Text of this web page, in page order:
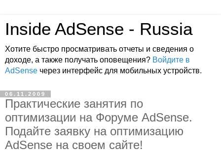
Inside AdSense - Russia
Хотите быстро просматривать отчеты и сведения о
доходе, а также получать оповещения? Войдите в
AdSense через интерфейс для мобильных устройств.
06.11.2009
Практические занятия по
оптимизации на Форуме AdSense.
Подайте заявку на оптимизацию
AdSense на своем сайте!